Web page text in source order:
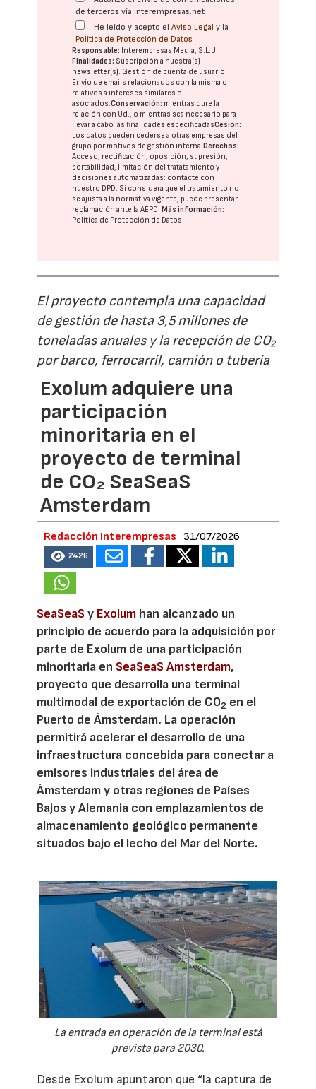
de terceros vía interempresas.net
He leído y acepto elAviso Legal y la
Política de Protección de Datos
Responsable: Interempresas Media, S.L.U.
Finalidades: Suscripción a nuestra(s)
newsletter(s). Gestión de cuenta de usuario.
Envío de emails relacionados con la misma o
relativos a intereses similares o
asociados.Conservación: mientras dure la
relación con Ud., o mientras sea necesario para
llevar a cabo las finalidades especificadasCesión:
Los datos pueden cederse a otras empresas del
grupo por motivos de gestión interna. Derechos:
Acceso, rectificación, oposición, supresión,
portabilidad, limitación del tratatamiento y
decisiones automatizadas: contacte con
nuestro DPD. Si considera que el tratamiento no
se ajusta a la normativa vigente, puede presentar
reclamación ante laAEPD. Más información:
Política de Protección de Datos
El proyecto contempla una capacidad
de gestión de hasta 3,5 millones de
toneladas anuales y la recepción de CO₂
por barco, ferrocarril, camión o tubería
Exolum adquiere una
participación
minoritaria en el
proyecto de terminal
de CO₂ SeaSeaS
Amsterdam
Redacción Interempresas 31/07/2026
2426
SeaSeaSy Exolum han alcanzado un
principio de acuerdo para la adquisición por
parte de Exolum de una participación
minoritaria en SeaSeaS Amsterdam,
proyecto que desarrolla una terminal
multimodal de exportación de CO2 en el
Puerto de Ámsterdam. La operación
permitirá acelerar el desarrollo de una
infraestructura concebida para conectar a
emisores industriales del área de
Ámsterdam y otras regiones de Países
Bajos y Alemania con emplazamientos de
almacenamiento geológico permanente
situados bajo el lecho del Mar del Norte.
La entrada en operación de la terminal está
prevista para 2030.
Desde Exolum apuntaron que “la captura de